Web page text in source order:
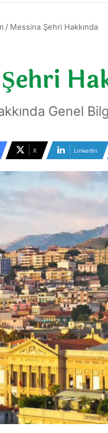
/ Messina Şehri Hakkında
Genel
X LinkedIn